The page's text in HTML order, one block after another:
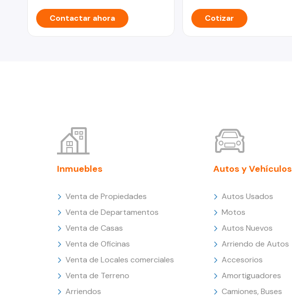
Contactar ahora Cotizar
Inmuebles
Venta de Propiedades
Venta de Departamentos
Venta de Casas
Venta de Oficinas
Venta de Locales comerciales
Venta de Terreno
Arriendos
Autos y Vehículos
Autos Usados
Motos
Autos Nuevos
Arriendo de Autos
Accesorios
Amortiguadores
Camiones, Buses